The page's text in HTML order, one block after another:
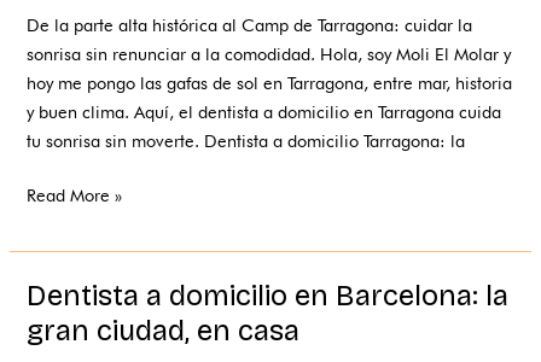
De la parte alta histórica al Camp de Tarragona: cuidar la
sonrisa sin renunciar a la comodidad. Hola, soy Moli El Molar y
hoy me pongo las gafas de sol en Tarragona, entre mar, historia
y buen clima. Aquí, el dentista a domicilio en Tarragona cuida
tu sonrisa sin moverte. Dentista a domicilio Tarragona: la
Read More »
Dentista a domicilio en Barcelona: la
gran ciudad, en casa
Dentista
a
domicilio